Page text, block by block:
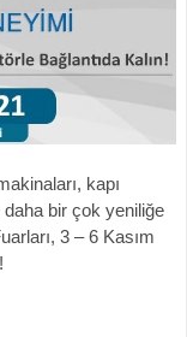
kapı
bir çok yeniliğe
3 – 6 Kasım